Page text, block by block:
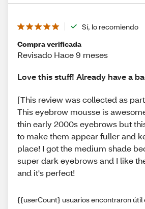
Sí, lo recomiendo
Compra verificada
Revisado Hace 9 meses
Love this stuff! Already have a
[This review was collected as
This eyebrow mousse is
thin early 2000s eyebrows but
to make them appear fuller and
place! I got the medium shade
super dark eyebrows and I like
and it's perfect!
{{userCount} usuarios encontraron útil